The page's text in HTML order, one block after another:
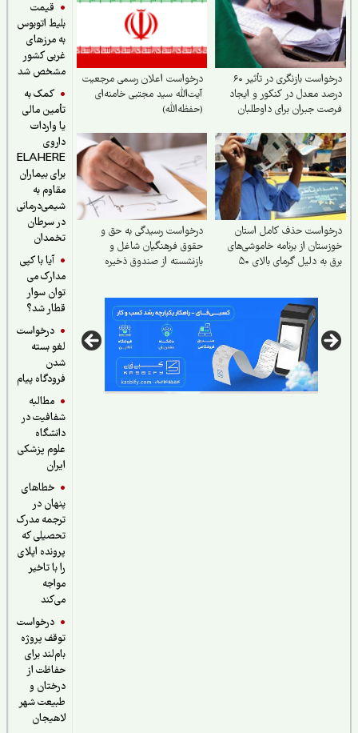
قیمت
بلیط اتوبوس
به مرزهای
غربی کشور
مشخص شد
کمک به
تأمین مالی
یا واردات
داروی
ELAHERE
برای بیماران
مقاوم به
شیمی‌درمانی
در سرطان
تخمدان
آیا با کپی
مدارک می
توان سوار
قطار شد؟
درخواست
لغو بسته
فرودگاه پیام
مطالبه
شفافیت در
دانشگاه
علوم پزشکی
خطاهای
پنهان در
ترجمه مدرک
تحصیلی که
پرونده اپلای
را با تاخیر
درخواست
توقف پروژه
بام‌لند برای
حفاظت از
درختان و
طبیعت شهر
لاهیجان
درخواست بازنگری در تأثیر ۶۰
معدل در کنکور و ایجاد
جبران برای داوطلبان
درخواست اعلان رسمی مرجعیت
آیت‌الله سید مجتبی خامنه‌ای
(حفظه‌الله)
حذف کامل استان
از برنامه خاموشی‌های
برق به دلیل گرمای بالای ۵۰
درخواست رسیدگی به حق و
حقوق فرهنگیان شاغل و
بازنشسته از صندوق ذخیره